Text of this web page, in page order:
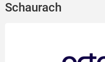
Schaurach